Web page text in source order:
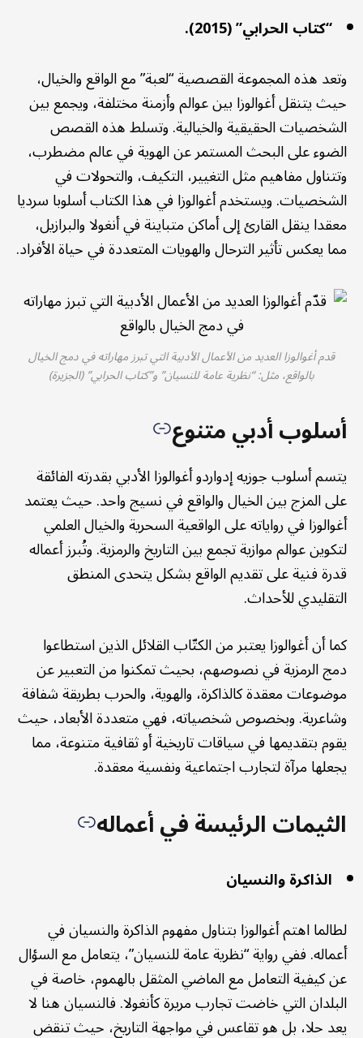
“كتاب الحرابي” (2015).
وتعد هذه المجموعة القصصية “لعبة” مع الواقع والخيال،
حيث يتنقل أغوالوزا بين عوالم وأزمنة مختلفة، ويجمع بين
الشخصيات الحقيقية والخيالية. وتسلط هذه القصص
الضوء على البحث المستمر عن الهوية في عالم مضطرب،
وتتناول مفاهيم مثل التغيير، التكيف، والتحولات في
الشخصيات. ويستخدم أغوالوزا في هذا الكتاب أسلوبا سرديا
معقدا ينقل القارئ إلى أماكن متباينة في أنغولا والبرازيل،
مما يعكس تأثير الترحال والهويات المتعددة في حياة الأفراد.
قدم أغوالوزا العديد من الأعمال الأدبية التي تبرز مهاراته في دمج الخيال
بالواقع، مثل: “نظرية عامة للنسيان” و”كتاب الحرابي” (الجزيرة)
أسلوب أدبي متنوع
يتسم أسلوب جوزيه إدواردو أغوالوزا الأدبي بقدرته الفائقة
على المزج بين الخيال والواقع في نسيج واحد. حيث يعتمد
أغوالوزا في رواياته على الواقعية السحرية والخيال العلمي
لتكوين عوالم موازية تجمع بين التاريخ والرمزية. وتُبرز أعماله
قدرة فنية على تقديم الواقع بشكل يتحدى المنطق
التقليدي للأحداث.
كما أن أغوالوزا يعتبر من الكتّاب القلائل الذين استطاعوا
دمج الرمزية في نصوصهم، بحيث تمكنوا من التعبير عن
موضوعات معقدة كالذاكرة، والهوية، والحرب بطريقة شفافة
وشاعرية. وبخصوص شخصياته، فهي متعددة الأبعاد، حيث
يقوم بتقديمها في سياقات تاريخية أو ثقافية متنوعة، مما
يجعلها مرآة لتجارب اجتماعية ونفسية معقدة.
الثيمات الرئيسة في أعماله
الذاكرة والنسيان
لطالما اهتم أغوالوزا بتناول مفهوم الذاكرة والنسيان في
أعماله. ففي رواية “نظرية عامة للنسيان”، يتعامل مع السؤال
عن كيفية التعامل مع الماضي المثقل بالهموم، خاصة في
البلدان التي خاضت تجارب مريرة كأنغولا. فالنسيان هنا لا
يعد حلا، بل هو تقاعس في مواجهة التاريخ، حيث تنقض